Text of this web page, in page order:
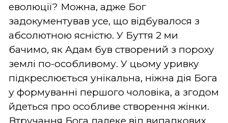
еволюції? Можна, адже Бог
задокументував усе, що відбувалося з
абсолютною ясністю. У Буття 2 ми
бачимо, як Адам був створений з пороху
землі по-особливому. У цьому уривку
підкреслюється унікальна, ніжна дія Бога
у формуванні першого чоловіка, а згодом
йдеться про особливе створення жінки.